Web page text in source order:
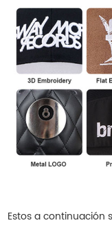
Estos a continuación